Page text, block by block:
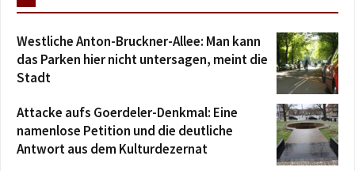
Westliche Anton-Bruckner-Allee: Man kann
das Parken hier nicht untersagen, meint die
Stadt
Attacke aufs Goerdeler-Denkmal: Eine
namenlose Petition und die deutliche
Antwort aus dem Kulturdezernat